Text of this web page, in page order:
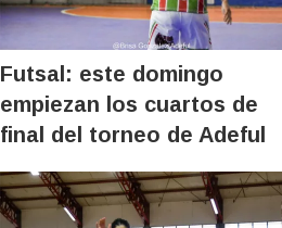
Futsal: este domingo
empiezan los cuartos de
final del torneo de Adeful